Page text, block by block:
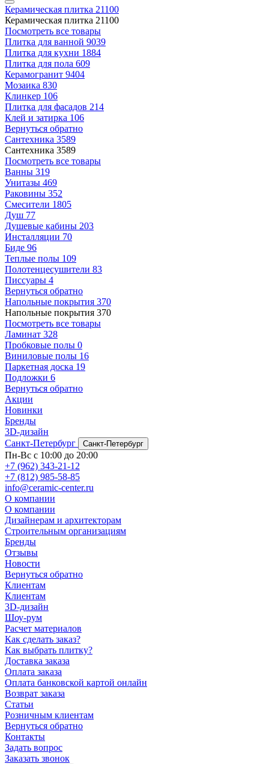
Керамическая плитка 21100
Керамическая плитка 21100
Посмотреть все товары
Плитка для ванной 9039
Плитка для кухни 1884
Плитка для пола 609
Керамогранит 9404
Мозаика 830
Клинкер 106
Плитка для фасадов 214
Клей и затирка 106
Вернуться обратно
Сантехника 3589
Сантехника 3589
Посмотреть все товары
Ванны 319
Унитазы 469
Раковины 352
Смесители 1805
Душ 77
Душевые кабины 203
Инсталляции 70
Биде 96
Теплые полы 109
Полотенцесушители 83
Писсуары 4
Вернуться обратно
Напольные покрытия 370
Напольные покрытия 370
Посмотреть все товары
Ламинат 328
Пробковые полы 0
Виниловые полы 16
Паркетная доска 19
Подложки 6
Вернуться обратно
Акции
Новинки
Бренды
3D-дизайн
Санкт-Петербург
Санкт-Петербург
Пн-Вс с 10:00 до 20:00
+7 (962) 343-21-12
+7 (812) 985-58-85
info@ceramic-center.ru
О компании
О компании
Дизайнерам и архитекторам
Строительным организациям
Бренды
Отзывы
Новости
Вернуться обратно
Клиентам
Клиентам
3D-дизайн
Шоу-рум
Расчет материалов
Как сделать заказ?
Как выбрать плитку?
Доставка заказа
Оплата заказа
Оплата банковской картой онлайн
Возврат заказа
Статьи
Розничным клиентам
Вернуться обратно
Контакты
Задать вопрос
Заказать звонок